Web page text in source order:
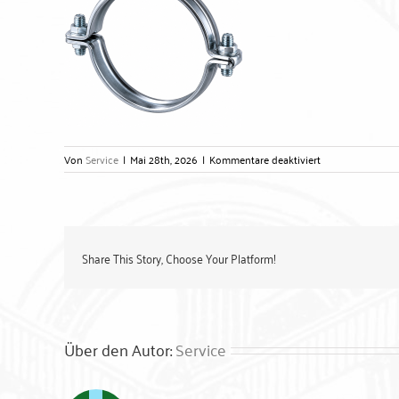
VonService | Mai 28th, 2026 | Kommentare deaktiviertfür
schwerlast-
Share This Story, Choose Your Platform!
Über den Autor:Service